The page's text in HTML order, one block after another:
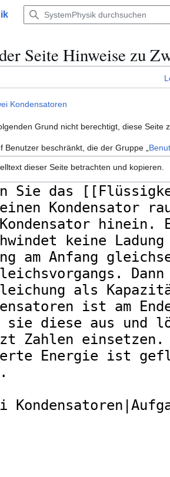
Seite Hinweise zu
Kondensatoren
Grund nicht berechtigt, diese Seite
Benutzer beschränkt, die der Gruppe „
dieser Seite betrachten und kopieren.